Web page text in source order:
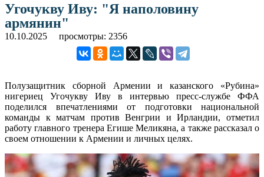
Угочукву Иву: "Я наполовину
армянин"
10.10.2025 просмотры: 2356
Полузащитник сборной Армении и казанского «Рубина»
нигериец Угочукву Иву в интервью пресс-службе ФФА
поделился впечатлениями от подготовки национальной
команды к матчам против Венгрии и Ирландии, отметил
работу главного тренера Егише Меликяна, а также рассказал о
своем отношении к Армении и личных целях.